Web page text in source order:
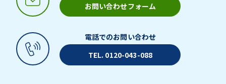
お問い合わせフォーム
電話でのお問い合わせ
TEL. 0120-043-088